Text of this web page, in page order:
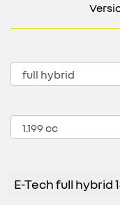
E-Tech full hybrid